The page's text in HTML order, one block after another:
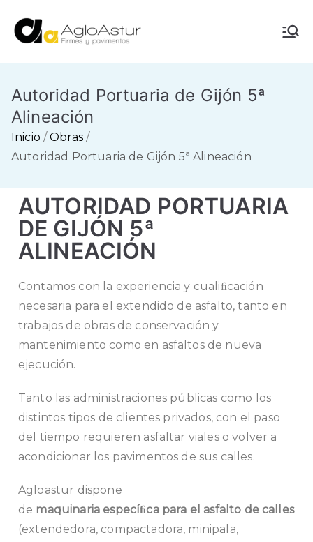
AgloAstur
pavimentación
Autoridad Portuaria de Gijón 5ª
Alineación
Inicio
Obras
Autoridad Portuaria de Gijón 5ª Alineación
AUTORIDAD PORTUARIA
DE GIJÓN 5ª
ALINEACIÓN
Contamos con la experiencia y cualiﬁcación
necesaria para el extendido de asfalto, tanto en
trabajos de obras de conservación y
mantenimiento como en asfaltos de nueva
ejecución.
Tanto las administraciones públicas como los
distintos tipos de clientes privados, con el paso
del tiempo requieren asfaltar viales o volver a
acondicionar los pavimentos de sus calles.
Agloastur dispone
de maquinaria especíﬁca para el asfalto de calles
(extendedora, compactadora, minipala,